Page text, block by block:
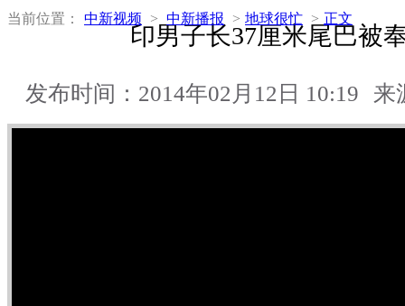
当前位置： 中新视频 > 中新播报 > 地球很忙 > 正文
印男子长37厘米尾巴被
发布时间：2014年02月12日 10:19 来